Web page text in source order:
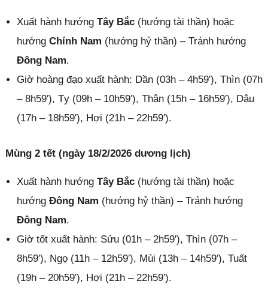
Xuất hành hướng Tây Bắc(hướng tài thần) hoặc
hướng Chính Nam (hướng hỷ thần) – Tránh hướng
Đông Nam.
Giờ hoàng đạo xuất hành: Dần (03h – 4h59′), Thìn (07h
– 8h59′), Tỵ (09h – 10h59′), Thân (15h – 16h59′), Dậu
(17h – 18h59′), Hợi (21h – 22h59′).
Mùng 2 tết (ngày 18/2/2026 dương lịch)
Xuất hành hướng Tây Bắc(hướng tài thần) hoặc
hướng Đông Nam (hướng hỷ thần) – Tránh hướng
Đông Nam.
Giờ tốt xuất hành: Sửu (01h – 2h59′), Thìn (07h –
8h59′), Ngọ (11h – 12h59′), Mùi (13h – 14h59′), Tuất
(19h – 20h59′), Hợi (21h – 22h59′).